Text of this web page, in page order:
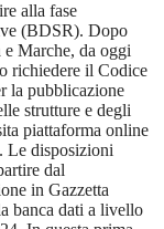
alla fase
(BDSR). Dopo
Marche, da oggi
richiedere il Codice
la pubblicazione
strutture e degli
piattaforma online
Le disposizioni
dal
in Gazzetta
banca dati a livello